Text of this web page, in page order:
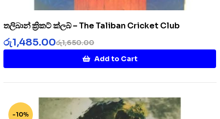
තලිබාන් ක්‍රිකට් ක්ලබ් – The Taliban Cricket Club
රු1,650.00
රු1,485.00
Add to Cart
-10%